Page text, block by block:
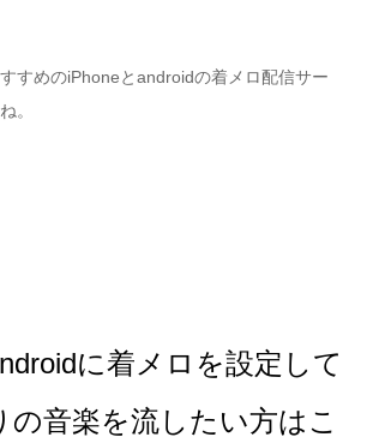
すめのiPhoneとandroidの着メロ配信サー
。
に着メロを設定して
の音楽を流したい方はこ